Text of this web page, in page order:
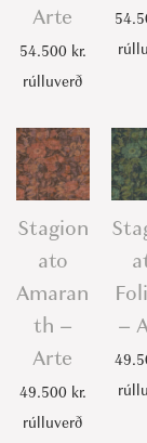
Arte
54.500 kr.
rúlluverð
Stagion
ato
Amaran
th –
Arte
49.500 kr.
rúlluverð
–